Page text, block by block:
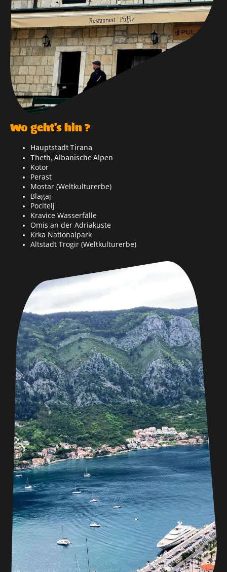
Wo geht's hin ?
Hauptstadt Tirana
Theth, Albanische Alpen
Kotor
Perast
Mostar (Weltkulturerbe)
Blagaj
Pocitelj
Kravice Wasserfälle
Omis an der Adriaküste
Krka Nationalpark
Altstadt Trogir (Weltkulturerbe)